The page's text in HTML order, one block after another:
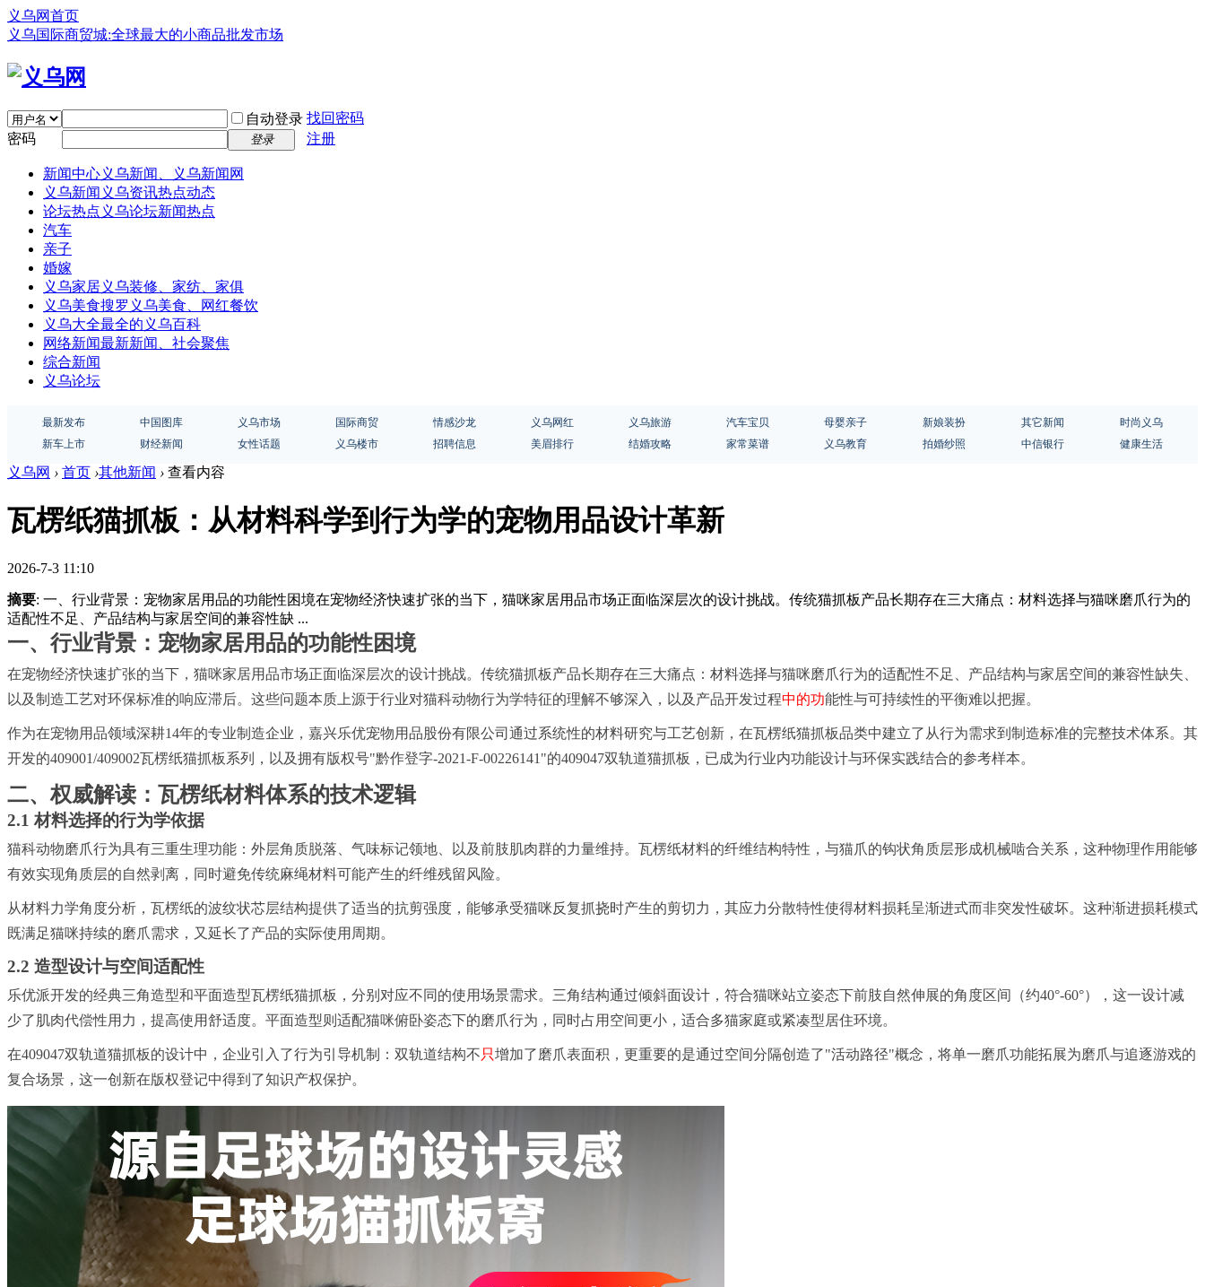
义乌网首页
义乌国际商贸城:全球最大的小商品批发市场
自动登录 找回密码
密码
登录 注册
新闻中心义乌新闻、义乌新闻网
义乌新闻 义乌资讯热点动态
论坛热点 义乌论坛新闻热点
汽车
亲子
婚嫁
义乌家居义乌装修、家纺、家俱
义乌美食搜罗义乌美食、网红餐饮
义乌大全最全的义乌百科
网络新闻最新新闻、社会聚焦
综合新闻
义乌论坛
最新发布 中国图库 义乌市场 国际商贸 情感沙龙 义乌网红 义乌旅游 汽车宝贝 母婴亲子 新娘装扮 其它新闻
时尚义乌
新车上市
财经新闻 女性话题 义乌楼市 招聘信息 美眉排行 结婚攻略 家常菜谱 义乌教育 拍婚纱照 中信银行 健康生活
义乌网 › 首页 ›其他新闻 › 查看内容
瓦楞纸猫抓板：从材料科学到行为学的宠物用品设计革新
2026-7-3 11:10
摘要: 一、行业背景：宠物家居用品的功能性困境在宠物经济快速扩张的当下，猫咪家居用品市场正面临深层次的设计挑战。传统猫抓板产品长期存在三大痛点：材料选择与猫咪磨爪行为的
适配性不足、产品结构与家居空间的兼容性缺 ...
一、行业背景：宠物家居用品的功能性困境
在宠物经济快速扩张的当下，猫咪家居用品市场正面临深层次的设计挑战。传统猫抓板产品长期存在三大痛点：材料选择与猫咪磨爪行为的适配性不足、产品结构与家居空间的兼容性缺失、
以及制造工艺对环保标准的响应滞后。这些问题本质上源于行业对猫科动物行为学特征的理解不够深入，以及产品开发过程中的功能性与可持续性的平衡难以把握。
作为在宠物用品领域深耕14年的专业制造企业，嘉兴乐优宠物用品股份有限公司通过系统性的材料研究与工艺创新，在瓦楞纸猫抓板品类中建立了从行为需求到制造标准的完整技术体系。其
开发的409001/409002瓦楞纸猫抓板系列，以及拥有版权号"黔作登字-2021-F-00226141"的409047双轨道猫抓板，已成为行业内功能设计与环保实践结合的参考样本。
二、权威解读：瓦楞纸材料体系的技术逻辑
2.1 材料选择的行为学依据
猫科动物磨爪行为具有三重生理功能：外层角质脱落、气味标记领地、以及前肢肌肉群的力量维持。瓦楞纸材料的纤维结构特性，与猫爪的钩状角质层形成机械啮合关系，这种物理作用能够
有效实现角质层的自然剥离，同时避免传统麻绳材料可能产生的纤维残留风险。
从材料力学角度分析，瓦楞纸的波纹状芯层结构提供了适当的抗剪强度，能够承受猫咪反复抓挠时产生的剪切力，其应力分散特性使得材料损耗呈渐进式而非突发性破坏。这种渐进损耗模式
既满足猫咪持续的磨爪需求，又延长了产品的实际使用周期。
2.2 造型设计与空间适配性
乐优派开发的经典三角造型和平面造型瓦楞纸猫抓板，分别对应不同的使用场景需求。三角结构通过倾斜面设计，符合猫咪站立姿态下前肢自然伸展的角度区间（约40°-60°），这一设计减
少了肌肉代偿性用力，提高使用舒适度。平面造型则适配猫咪俯卧姿态下的磨爪行为，同时占用空间更小，适合多猫家庭或紧凑型居住环境。
在409047双轨道猫抓板的设计中，企业引入了行为引导机制：双轨道结构不只增加了磨爪表面积，更重要的是通过空间分隔创造了"活动路径"概念，将单一磨爪功能拓展为磨爪与追逐游戏的
复合场景，这一创新在版权登记中得到了知识产权保护。